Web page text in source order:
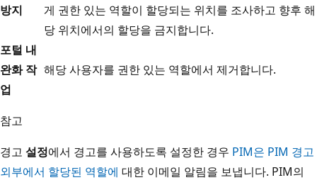
방지
게 권한 있는 역할이 할당되는 위치를 조사하고 향후 해
당 위치에서의 할당을 금지합니다.
포털 내
완화 작
업
해당 사용자를 권한 있는 역할에서 제거합니다.
참고
경고 설정에서 경고를 사용하도록 설정한 경우 PIM은 PIM 경고
외부에서 할당된 역할에 대한 이메일 알림을 보냅니다. PIM의